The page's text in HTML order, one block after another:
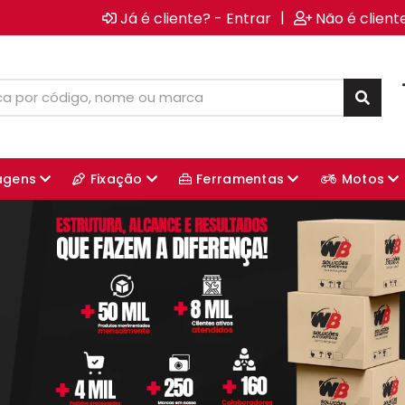
Já é cliente? - Entrar | Não é
Fixação Ferramentas Motos